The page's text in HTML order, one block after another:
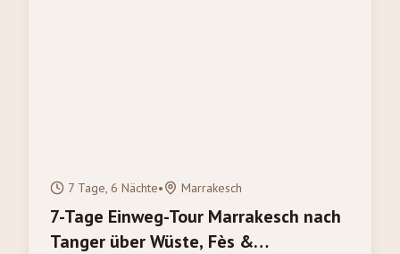
7 Tage, 6 Nächte• Marrakesch
7-Tage Einweg-Tour Marrakesch nach
Tanger über Wüste, Fès &